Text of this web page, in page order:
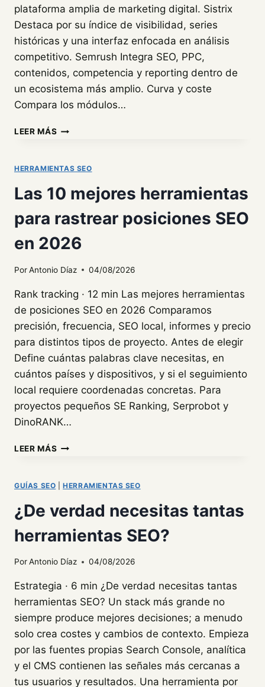
plataforma amplia de marketing digital. Sistrix
Destaca por su índice de visibilidad, series
históricas y una interfaz enfocada en análisis
competitivo. Semrush Integra SEO, PPC,
contenidos, competencia y reporting dentro de
un ecosistema más amplio. Curva y coste
Compara los módulos…
LEER MÁS SISTRIX
DATOS
VERSATILIDAD
HERRAMIENTAS SEO
Las 10 mejores herramientas
para rastrear posiciones SEO
en 2026
PorAntonio Díaz 04/08/2026
Rank tracking · 12 min Las mejores herramientas
de posiciones SEO en 2026 Comparamos
precisión, frecuencia, SEO local, informes y precio
para distintos tipos de proyecto. Antes de elegir
Define cuántas palabras clave necesitas, en
cuántos países y dispositivos, y si el seguimiento
local requiere coordenadas concretas. Para
proyectos pequeños SE Ranking, Serprobot y
DinoRANK…
LEER MÁS LAS
HERRAMIENTAS
RASTREAR
POSICIONES
SEO
2026
GUÍAS SEO |HERRAMIENTAS SEO
¿De verdad necesitas tantas
herramientas SEO?
PorAntonio Díaz 04/08/2026
Estrategia · 6 min ¿De verdad necesitas tantas
herramientas SEO? Un stack más grande no
siempre produce mejores decisiones; a menudo
solo crea costes y cambios de contexto. Empieza
por las fuentes propias Search Console, analítica
y el CMS contienen las señales más cercanas a
tus usuarios y resultados. Una herramienta por